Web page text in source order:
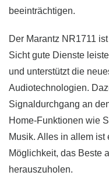
beeinträchtigen.
Der Marantz NR1711
Sicht gute Dienste
und unterstützt die
Audiotechnologien.
Signaldurchgang an
Home-Funktionen wie
Musik. Alles in allem
Möglichkeit, das Beste
herauszuholen.